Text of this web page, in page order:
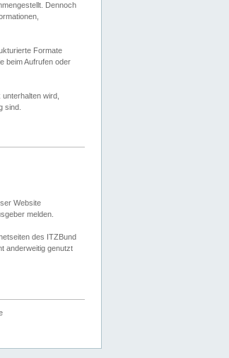
Dennoch
Formate
beim Aufrufen oder
wird,
sind.
Website
melden.
des ITZBund
anderweitig genutzt